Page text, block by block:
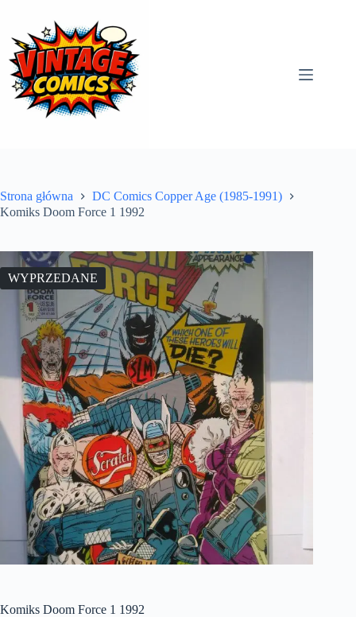
treści
Strona główna
DC Comics Copper Age (1985-1991)
Komiks Doom Force 1 1992
WYPRZEDANE
Komiks Doom Force 1 1992